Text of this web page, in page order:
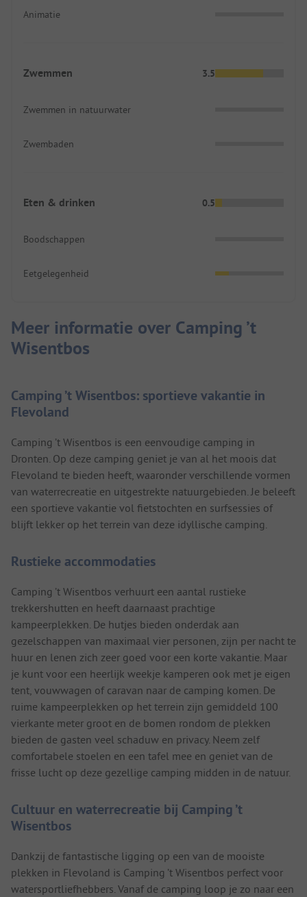
Animatie
Zwemmen 3.5
Zwemmen in natuurwater
Zwembaden
Eten & drinken 0.5
Boodschappen
Eetgelegenheid
Meer informatie over Camping ’t
Wisentbos
Camping ’t Wisentbos: sportieve vakantie in
Flevoland
Camping ’t Wisentbos is een eenvoudige camping in
Dronten. Op deze camping geniet je van al het moois dat
Flevoland te bieden heeft, waaronder verschillende vormen
van waterrecreatie en uitgestrekte natuurgebieden. Je beleeft
een sportieve vakantie vol fietstochten en surfsessies of
blijft lekker op het terrein van deze idyllische camping.
Rustieke accommodaties
Camping ’t Wisentbos verhuurt een aantal rustieke
trekkershutten en heeft daarnaast prachtige
kampeerplekken. De hutjes bieden onderdak aan
gezelschappen van maximaal vier personen, zijn per nacht te
huur en lenen zich zeer goed voor een korte vakantie. Maar
je kunt voor een heerlijk weekje kamperen ook met je eigen
tent, vouwwagen of caravan naar de camping komen. De
ruime kampeerplekken op het terrein zijn gemiddeld 100
vierkante meter groot en de bomen rondom de plekken
bieden de gasten veel schaduw en privacy. Neem zelf
comfortabele stoelen en een tafel mee en geniet van de
frisse lucht op deze gezellige camping midden in de natuur.
Cultuur en waterrecreatie bij Camping ’t
Wisentbos
Dankzij de fantastische ligging op een van de mooiste
plekken in Flevoland is Camping ’t Wisentbos perfect voor
watersportliefhebbers. Vanaf de camping loop je zo naar een